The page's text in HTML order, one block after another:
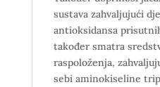
sustava zahvaljujući
antioksidansa
također smatra
raspoloženja,
sebi aminokiseline